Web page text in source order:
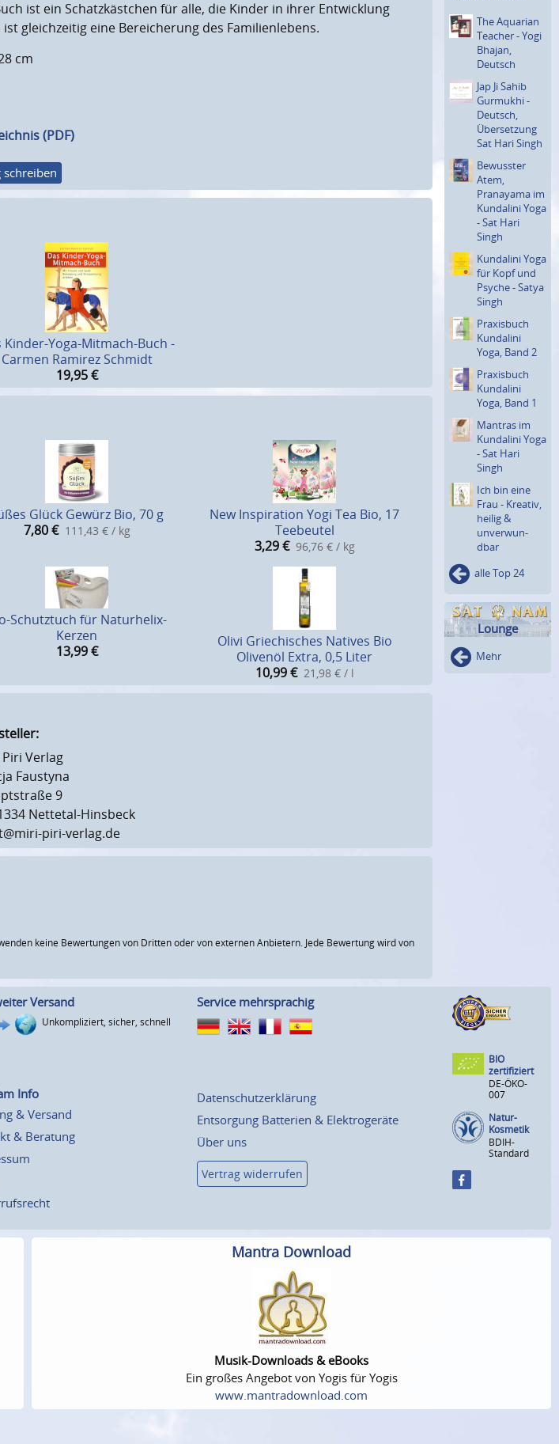
ist ein Schatzkästchen für alle, die Kinder in ihrer Entwicklung
gleichzeitig eine Bereicherung des Familienlebens.
cm
(PDF)
Kinder-Yoga-Mitmach-Buch -
Carmen Ramirez Schmidt
19,95 €
Glück Gewürz Bio, 70 g
7,80 € 111,43 € / kg
New Inspiration Yogi Tea Bio, 17
Teebeutel
3,29 € 96,76 € / kg
Schutztuch für Naturhelix-
Kerzen
13,99 €
Olivi Griechisches Natives Bio
Olivenöl Extra, 0,5 Liter
10,99 € 21,98 € / l
Verlag
Faustyna
9
Nettetal-Hinsbeck
piri-verlag.de
keine Bewertungen von Dritten oder von externen Anbietern. Jede Bewertung wird von
The Aquarian
Teacher - Yogi
Bhajan,
Deutsch
Jap Ji Sahib
Gurmukhi -
Deutsch,
Überset­zung
Sat Hari Singh
Bewusster
Atem,
Pranayama im
Kundalini Yoga
- Sat Hari
Singh
Kundalini Yoga
für Kopf und
Psyche - Satya
Singh
Praxisbuch
Kundalini
Yoga, Band 2
Praxisbuch
Kundalini
Yoga, Band 1
Mantras im
Kundalini Yoga
- Sat Hari
Singh
Ich bin eine
Frau - Kreativ,
heilig &
unverwun­
dbar
alle Top 24
Lounge
Mehr
Versand
Unkompliziert, sicher, schnell
Service mehrsprachig
Info
& Versand
& Beratung
Datenschutzerklärung
Entsorgung Batterien & Elektrogeräte
Über uns
Vertrag widerrufen
BIO
zertifiziert
DE-ÖKO-
007
Natur-
Kosmetik
BDIH-
Standard
Mantra Download
Musik-Downloads & eBooks
Ein großes Angebot von Yogis für Yogis
www.mantradownload.com